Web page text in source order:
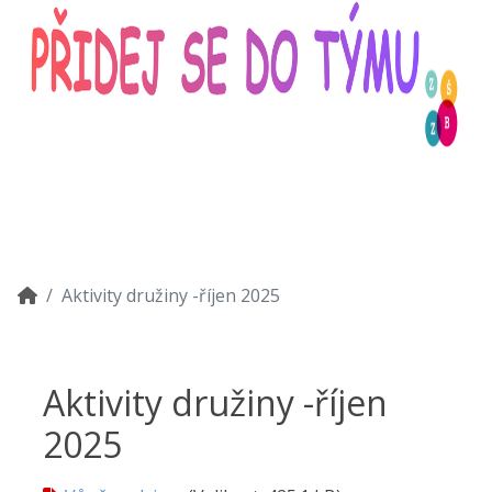
Aktivity družiny -říjen 2025
Aktivity družiny -říjen
2025